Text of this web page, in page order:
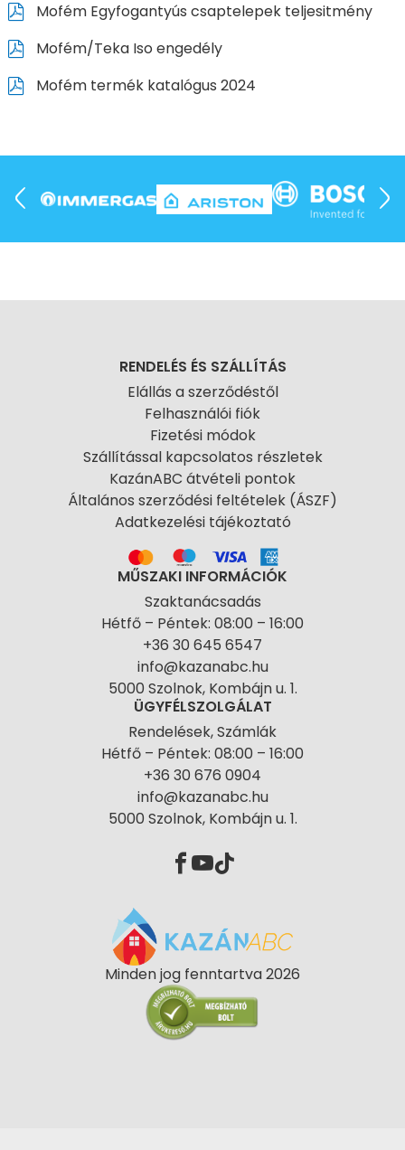
Mofém Egyfogantyús csaptelepek teljesitmény
Mofém/Teka Iso engedély
Mofém termék katalógus 2024
RENDELÉS ÉS SZÁLLÍTÁS
Elállás a szerződéstől
Felhasználói fiók
Fizetési módok
Szállítással kapcsolatos részletek
KazánABC átvételi pontok
Általános szerződési feltételek (ÁSZF)
Adatkezelési tájékoztató
MŰSZAKI INFORMÁCIÓK
Szaktanácsadás
Hétfő – Péntek: 08:00 – 16:00
+36 30 645 6547
info@kazanabc.hu
5000 Szolnok, Kombájn u. 1.
ÜGYFÉLSZOLGÁLAT
Rendelések, Számlák
Hétfő – Péntek: 08:00 – 16:00
+36 30 676 0904
info@kazanabc.hu
5000 Szolnok, Kombájn u. 1.
Minden jog fenntartva 2026